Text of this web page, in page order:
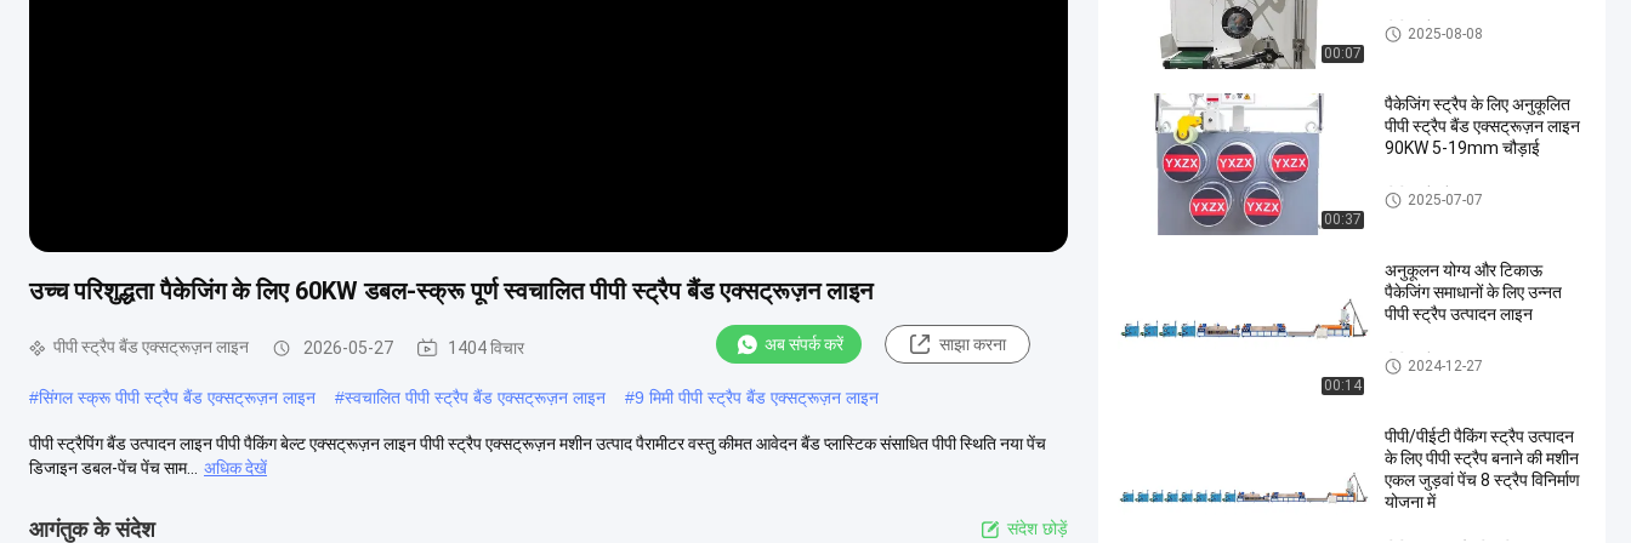
उच्च परिशुद्धता पैकेजिंग के लिए 60KW डबल-स्क्रू पूर्ण स्वचालित पीपी स्ट्रैप बैंड एक्सट्रूज़न लाइन
पीपी स्ट्रैप बैंड एक्सट्रूज़न लाइन 2026-05-27 1404 विचार अब संपर्क करें साझा करना
#सिंगल स्क्रू पीपी स्ट्रैप बैंड एक्सट्रूज़न लाइन #स्वचालित पीपी स्ट्रैप बैंड एक्सट्रूज़न लाइन #9 मिमी पीपी स्ट्रैप बैंड एक्सट्रूज़न लाइन
पीपी स्ट्रैपिंग बैंड उत्पादन लाइन पीपी पैकिंग बेल्ट एक्सट्रूज़न लाइन पीपी स्ट्रैप एक्सट्रूज़न मशीन उत्पाद पैरामीटर वस्तु कीमत आवेदन बैंड प्लास्टिक संसाधित पीपी स्थिति नया पेंच
डिजाइन डबल-पेंच पेंच साम...
अधिक देखें
आगंतुक के संदेश संदेश छोड़ें
00:07
पीपी स्ट्रैप वाइंडर
2025-08-08
00:37
पैकेजिंग स्ट्रैप के लिए अनुकूलित
पीपी स्ट्रैप बैंड एक्सट्रूज़न लाइन
90KW 5-19mm चौड़ाई
पीपी स्ट्रैप बैंड एक्सट्रूज़न लाइन
2025-07-07
00:14
अनुकूलन योग्य और टिकाऊ
पैकेजिंग समाधानों के लिए उन्नत
पीपी स्ट्रैप उत्पादन लाइन
पीपी स्ट्रैप उत्पादन लाइन
2024-12-27
पीपी/पीईटी पैकिंग स्ट्रैप उत्पादन
के लिए पीपी स्ट्रैप बनाने की मशीन
एकल जुड़वां पेंच 8 स्ट्रैप विनिर्माण
योजना में